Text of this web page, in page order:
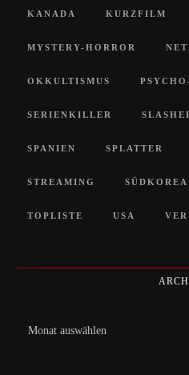
KANADA KURZFILM
MYSTERY-HORROR
OKKULTISMUS
SERIENKILLER
SPANIEN SPLATTER
STREAMING SÜDKOREA
TOPLISTE USA
Archiv